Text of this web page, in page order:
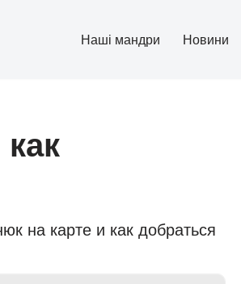
Наші мандри Новини
на карте и как добраться